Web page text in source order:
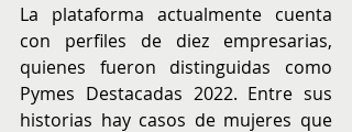
La plataforma actualmente cuenta
con perfiles de diez empresarias,
quienes fueron distinguidas como
Pymes Destacadas 2022. Entre sus
historias hay casos de mujeres que